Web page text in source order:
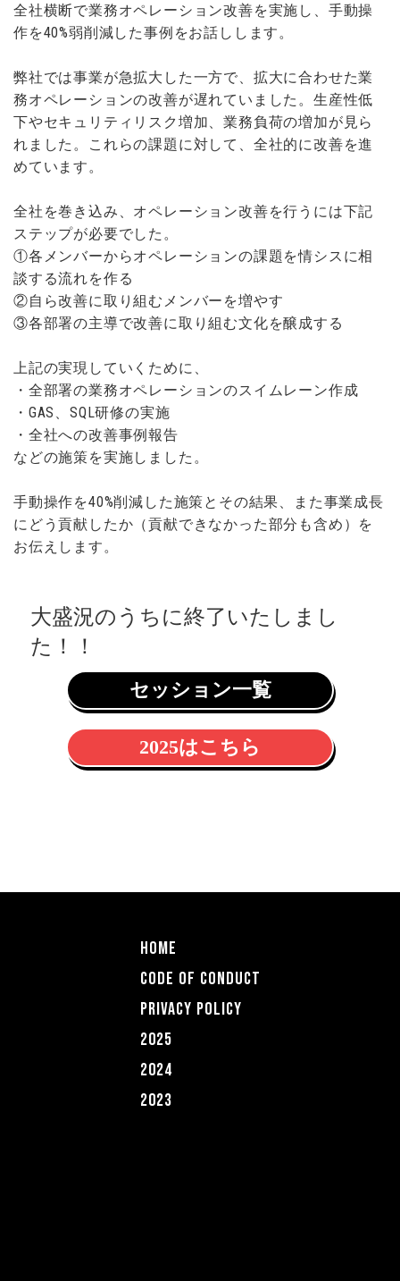
全社横断で業務オペレーション改善を実施し、手動操
作を40%弱削減した事例をお話しします。
弊社では事業が急拡大した一方で、拡大に合わせた業
務オペレーションの改善が遅れていました。生産性低
下やセキュリティリスク増加、業務負荷の増加が見ら
れました。これらの課題に対して、全社的に改善を進
めています。
全社を巻き込み、オペレーション改善を行うには下記
ステップが必要でした。
①各メンバーからオペレーションの課題を情シスに相
談する流れを作る
②自ら改善に取り組むメンバーを増やす
③各部署の主導で改善に取り組む文化を醸成する
上記の実現していくために、
・全部署の業務オペレーションのスイムレーン作成
・GAS、SQL研修の実施
・全社への改善事例報告
などの施策を実施しました。
手動操作を40%削減した施策とその結果、また事業成長
にどう貢献したか（貢献できなかった部分も含め）を
お伝えします。
大盛況のうちに終了いたしまし
た！！
セッション一覧
2025はこちら
HOME
CODE OF COnDUCT
PRIVACY POLICY
2025
2024
2023